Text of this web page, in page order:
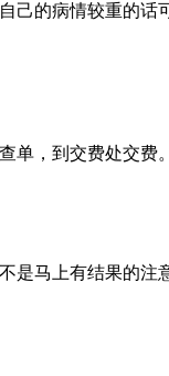
己的病情较重的
单，到交费处交费。
是马上有结果的注